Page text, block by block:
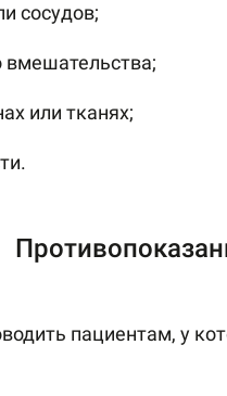
сосудов;
вмешательства;
или тканях;
пациентам, у